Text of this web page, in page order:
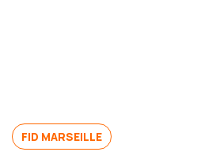
FID MARSEILLE